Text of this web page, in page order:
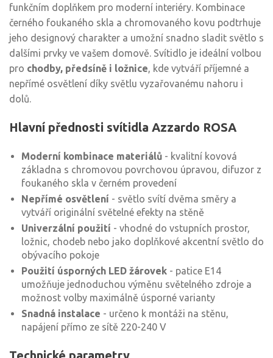
funkčním doplňkem pro moderní interiéry. Kombinace
černého foukaného skla a chromovaného kovu podtrhuje
jeho designový charakter a umožní snadno sladit světlo s
dalšími prvky ve vašem domově. Svítidlo je ideální volbou
pro chodby, předsíně i ložnice, kde vytváří příjemné a
nepřímé osvětlení díky světlu vyzařovanému nahoru i
dolů.
Hlavní přednosti svítidla Azzardo ROSA
Moderní kombinace materiálů - kvalitní kovová
základna s chromovou povrchovou úpravou, difuzor z
foukaného skla v černém provedení
Nepřímé osvětlení - světlo svítí dvěma směry a
vytváří originální světelné efekty na stěně
Univerzální použití - vhodné do vstupních prostor,
ložnic, chodeb nebo jako doplňkové akcentní světlo do
obývacího pokoje
Použití úsporných LED žárovek - patice E14
umožňuje jednoduchou výměnu světelného zdroje a
možnost volby maximálně úsporné varianty
Snadná instalace - určeno k montáži na stěnu,
napájení přímo ze sítě 220-240 V